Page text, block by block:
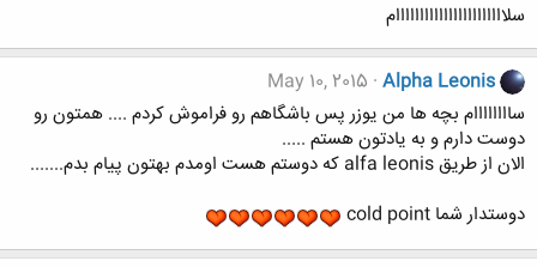
سلااااااااااااااااااااااام
Alpha Leonis
May 10, 2015
ساااااااام بچه ها من یوزر پس باشگاهم رو فراموش کردم .... همتون رو
دوست دارم و به یادتون هستم .....
الان از طریق alfa leonis که دوستم هست اومدم بهتون پیام بدم.......
دوستدار شما cold point